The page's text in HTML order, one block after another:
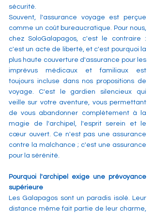
sécurité.
Souvent, l'assurance voyage est perçue
comme un coût bureaucratique. Pour nous,
chez SoloGalapagos, c'est le contraire :
c'est un acte de liberté, et c'est pourquoi la
plus haute couverture d'assurance pour les
imprévus médicaux et familiaux est
toujours incluse dans nos propositions de
voyage. C'est le gardien silencieux qui
veille sur votre aventure, vous permettant
de vous abandonner complètement à la
magie de l'archipel, l'esprit serein et le
cœur ouvert. Ce n'est pas une assurance
contre la malchance ; c'est une assurance
pour la sérénité.
Pourquoi l'archipel exige une prévoyance
supérieure
Les Galapagos sont un paradis isolé. Leur
distance même fait partie de leur charme,